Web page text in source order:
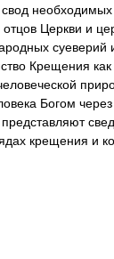
свод
Церкви и
суеверий
Крещения
Богом
представляют
крещения и